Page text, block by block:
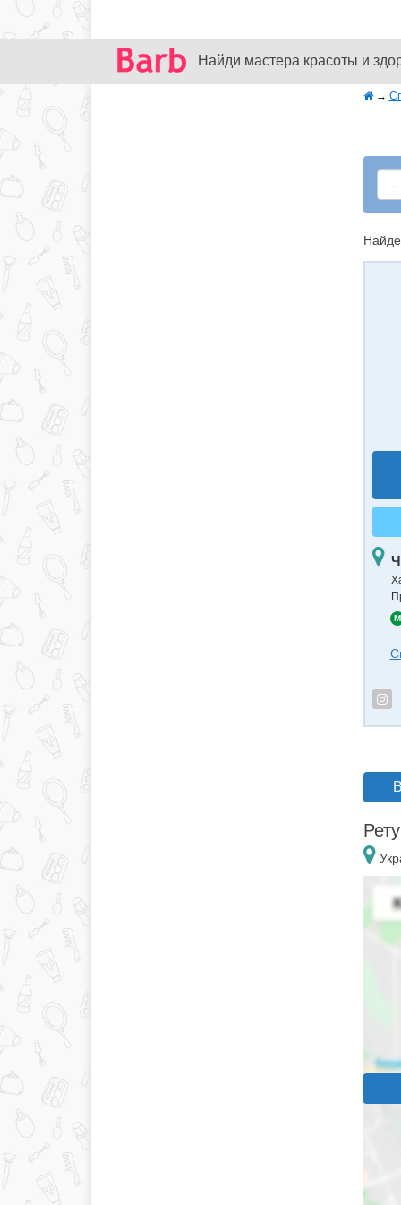
Найди мастера красоты и
→
M